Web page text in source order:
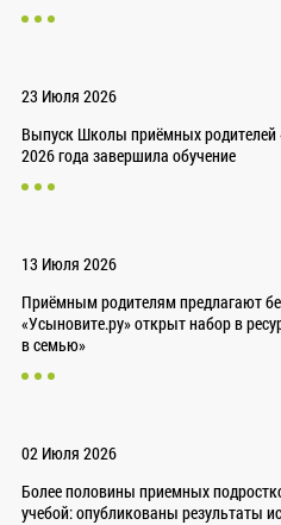
23 Июля 2026
Выпуск Школы приёмных родителей
2026 года завершила обучение
13 Июля 2026
Приёмным родителям предлагают
«Усыновите.ру» открыт набор в
в семью»
02 Июля 2026
Более половины приемных
учебой: опубликованы результаты